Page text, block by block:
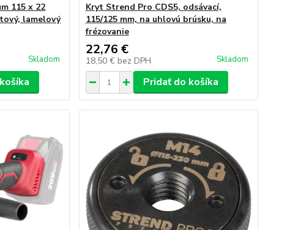
115 x 22
lamelový
Skladom
Kryt Strend Pro CDS5, odsávací,
115/125 mm, na uhlovú brúsku, na
frézovanie
22,76 €
18,50 € bez DPH Skladom
Pridať do košíka